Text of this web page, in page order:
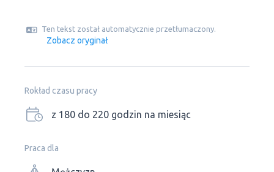
Ten tekst został automatycznie przetłumaczony.
Zobacz oryginał
Rokład czasu pracy
z 180 do 220 godzin na miesiąc
Praca dla